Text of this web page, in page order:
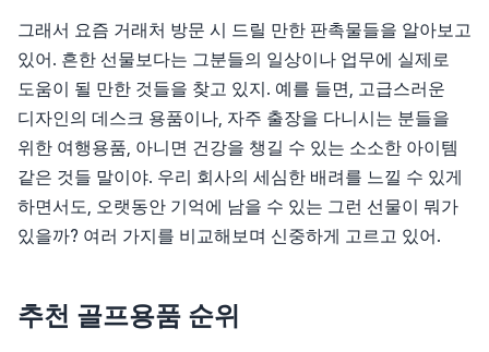
그래서 요즘 거래처 방문 시 드릴 만한 판촉물들을 알아보고
있어. 흔한 선물보다는 그분들의 일상이나 업무에 실제로
도움이 될 만한 것들을 찾고 있지. 예를 들면, 고급스러운
디자인의 데스크 용품이나, 자주 출장을 다니시는 분들을
위한 여행용품, 아니면 건강을 챙길 수 있는 소소한 아이템
같은 것들 말이야. 우리 회사의 세심한 배려를 느낄 수 있게
하면서도, 오랫동안 기억에 남을 수 있는 그런 선물이 뭐가
있을까? 여러 가지를 비교해보며 신중하게 고르고 있어.
추천 골프용품 순위